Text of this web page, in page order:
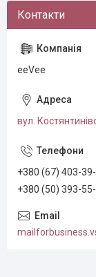
eeVee
вул.
+380 (67) 403-
+380 (50) 393-